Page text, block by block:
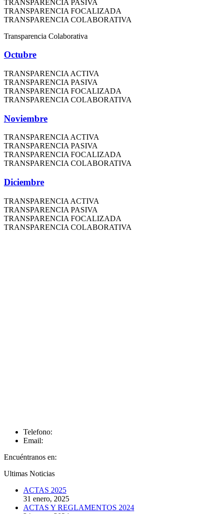
TRANSPARENCIA PASIVA
TRANSPARENCIA FOCALIZADA
TRANSPARENCIA COLABORATIVA
Transparencia Colaborativa
Octubre
TRANSPARENCIA ACTIVA
TRANSPARENCIA PASIVA
TRANSPARENCIA FOCALIZADA
TRANSPARENCIA COLABORATIVA
Noviembre
TRANSPARENCIA ACTIVA
TRANSPARENCIA PASIVA
TRANSPARENCIA FOCALIZADA
TRANSPARENCIA COLABORATIVA
Diciembre
TRANSPARENCIA ACTIVA
TRANSPARENCIA PASIVA
TRANSPARENCIA FOCALIZADA
TRANSPARENCIA COLABORATIVA
Telefono:
Email:
Encuéntranos en:
Facebook
Twitter
Google+
Linkedin
Pinterest
Instagram
Ultimas Noticias
ACTAS 2025
31 enero, 2025
ACTAS Y REGLAMENTOS 2024